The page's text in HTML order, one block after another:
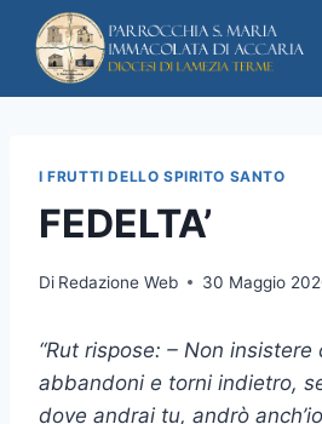
I FRUTTI DELLO SPIRITO SANTO
FEDELTA’
Di Redazione Web 30 Maggio
“Rut rispose: – Non
abbandoni e torni indietro,
dove andrai tu, andrò